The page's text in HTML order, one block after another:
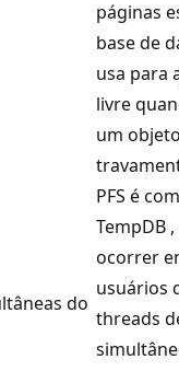
do
páginas
base de
usa para
livre
um
PFS é
TempDB
ocorrer
usuários
threads